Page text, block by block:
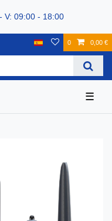
V: 09:00 - 18:00
0 0,00 €
☰